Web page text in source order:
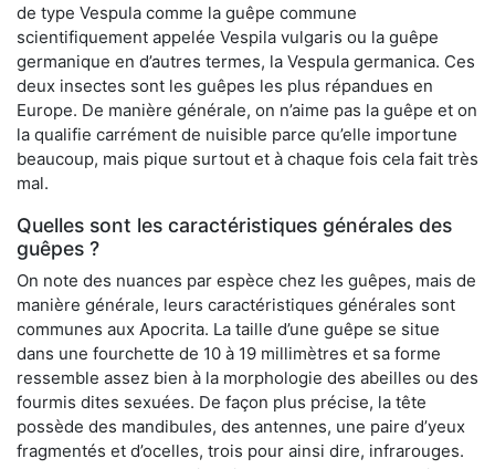
de type Vespula comme la guêpe commune
scientifiquement appelée Vespila vulgaris ou la guêpe
germanique en d’autres termes, la Vespula germanica. Ces
deux insectes sont les guêpes les plus répandues en
Europe. De manière générale, on n’aime pas la guêpe et on
la qualifie carrément de nuisible parce qu’elle importune
beaucoup, mais pique surtout et à chaque fois cela fait très
mal.
Quelles sont les caractéristiques générales des
guêpes ?
On note des nuances par espèce chez les guêpes, mais de
manière générale, leurs caractéristiques générales sont
communes aux Apocrita. La taille d’une guêpe se situe
dans une fourchette de 10 à 19 millimètres et sa forme
ressemble assez bien à la morphologie des abeilles ou des
fourmis dites sexuées. De façon plus précise, la tête
possède des mandibules, des antennes, une paire d’yeux
fragmentés et d’ocelles, trois pour ainsi dire, infrarouges.